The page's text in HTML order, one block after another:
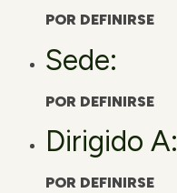
POR DEFINIRSE
Sede:
POR DEFINIRSE
Dirigido A:
POR DEFINIRSE